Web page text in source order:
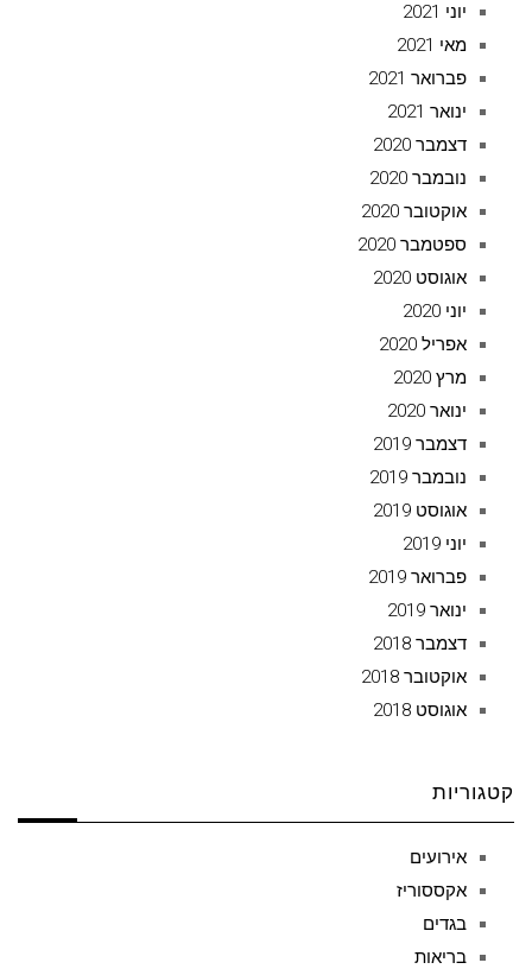
יוני 2021
מאי 2021
פברואר 2021
ינואר 2021
דצמבר 2020
נובמבר 2020
אוקטובר 2020
ספטמבר 2020
אוגוסט 2020
יוני 2020
אפריל 2020
מרץ 2020
ינואר 2020
דצמבר 2019
נובמבר 2019
אוגוסט 2019
יוני 2019
פברואר 2019
ינואר 2019
דצמבר 2018
אוקטובר 2018
אוגוסט 2018
קטגוריות
אירועים
אקססוריז
בגדים
בריאות